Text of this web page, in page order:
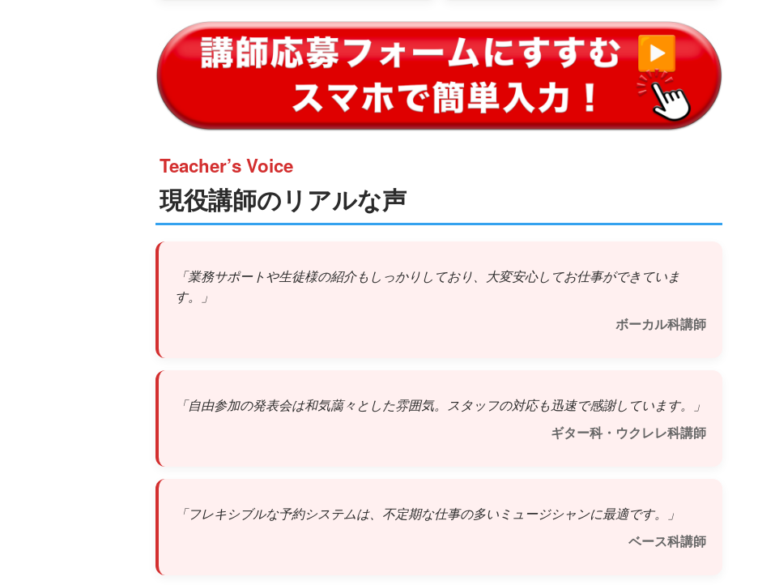
Teacher’s Voice
現役講師のリアルな声
「業務サポートや生徒様の紹介もしっかりしており、大変安心してお仕事ができていま
す。」
ボーカル科講師
「自由参加の発表会は和気藹々とした雰囲気。スタッフの対応も迅速で感謝しています。」
ギター科・ウクレレ科講師
「フレキシブルな予約システムは、不定期な仕事の多いミュージシャンに最適です。」
ベース科講師